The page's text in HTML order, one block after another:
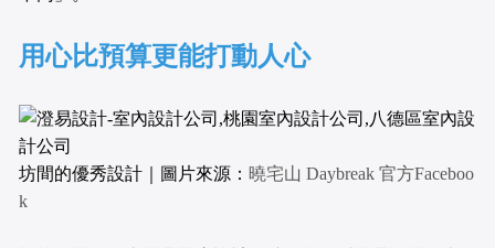
用心比預算更能打動人心
坊間的優秀設計｜圖片來源： 曉宅山 Daybreak 官方Faceboo
k